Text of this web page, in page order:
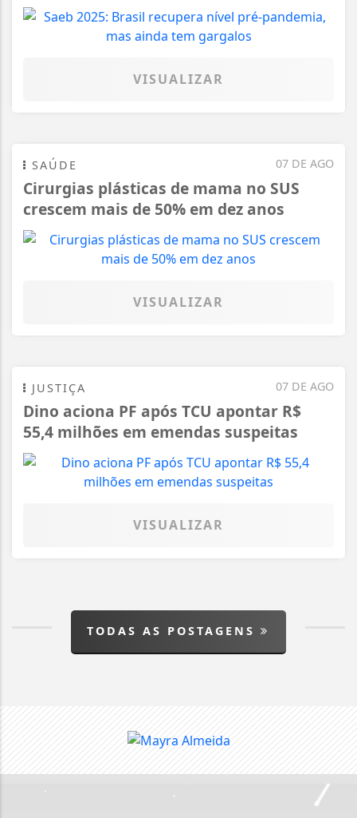
VISUALIZAR
07 DE AGO
SAÚDE
Cirurgias plásticas de mama no SUS
crescem mais de 50% em dez anos
VISUALIZAR
07 DE AGO
JUSTIÇA
Dino aciona PF após TCU apontar R$
55,4 milhões em emendas suspeitas
VISUALIZAR
TODAS AS POSTAGENS